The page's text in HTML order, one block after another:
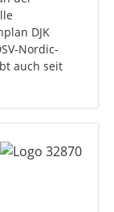
DJK
Nordic-
auch seit